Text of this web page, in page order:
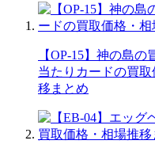
【OP-15】神の島の
当たりカードの買
移まとめ